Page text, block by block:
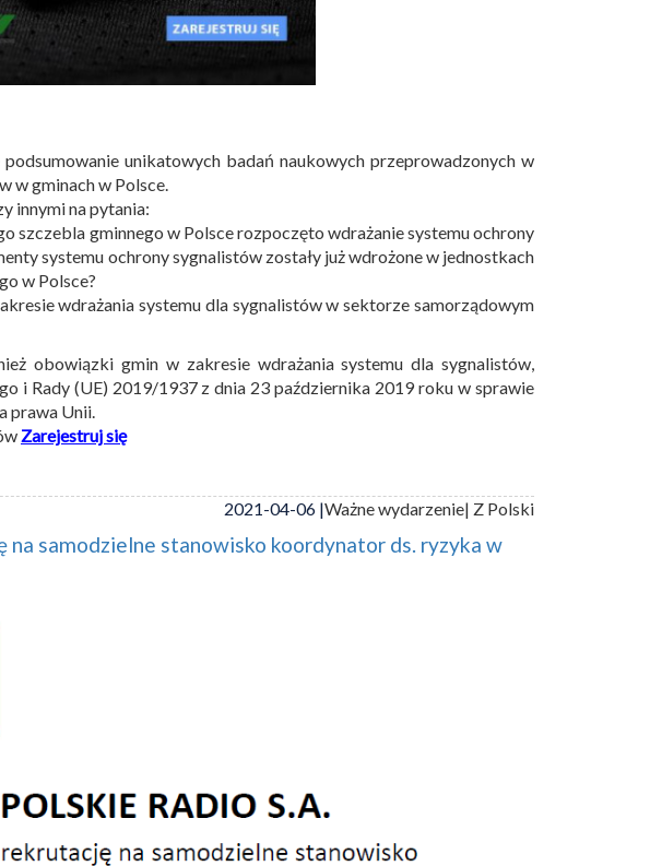
unikatowych badań naukowych przeprowadzonych w
w gminach w Polsce.
innymi na pytania:
szczebla gminnego w Polsce rozpoczęto wdrażanie systemu ochrony
systemu ochrony sygnalistów zostały już wdrożone w jednostkach
w Polsce?
wdrażania systemu dla sygnalistów w sektorze samorządowym
obowiązki gmin w zakresie wdrażania systemu dla sygnalistów,
i Rady (UE) 2019/1937 z dnia 23 października 2019 roku w sprawie
prawa Unii.
Zarejestruj się
2021-04-06 |Ważne wydarzenie| Z Polski
na samodzielne stanowisko koordynator ds. ryzyka w